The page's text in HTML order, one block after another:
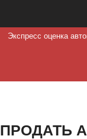
Экспресс оценка
ПРОДАТЬ